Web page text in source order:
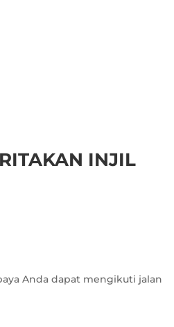
INJIL
Anda dapat mengikuti jalan